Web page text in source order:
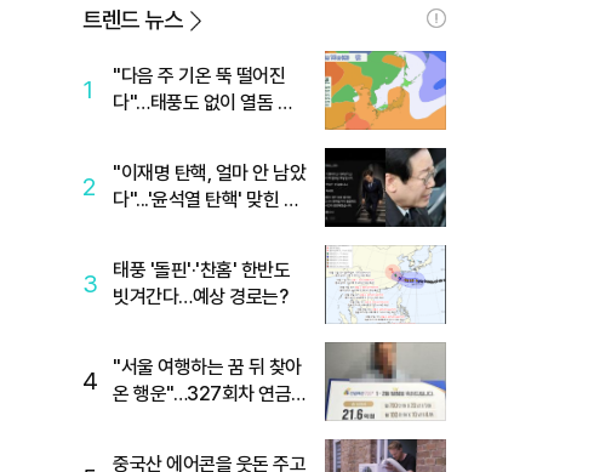
트렌드 뉴스
1
"다음 주 기온 뚝 떨어진
다"…태풍도 없이 열돔 박
2
"이재명 탄핵, 얼마 안 남았
다"...'윤석열 탄핵' 맞힌 무
3
태풍 '돌핀'·'찬홈' 한반도
빗겨간다…예상 경로는?
4
"서울 여행하는 꿈 뒤 찾아
온 행운"…327회차 연금
중국산 에어콘을 웃돈 주고